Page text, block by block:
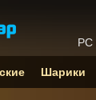
PC
Шарики